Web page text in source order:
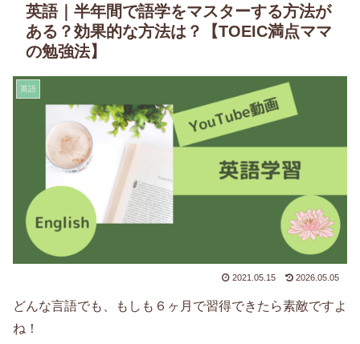
英語｜半年間で語学をマスターする方法が
ある？効果的な方法は？【TOEIC満点ママ
の勉強法】
英語
2021.05.15 2026.05.05
どんな言語でも、もしも６ヶ月で習得できたら素敵ですよ
ね！